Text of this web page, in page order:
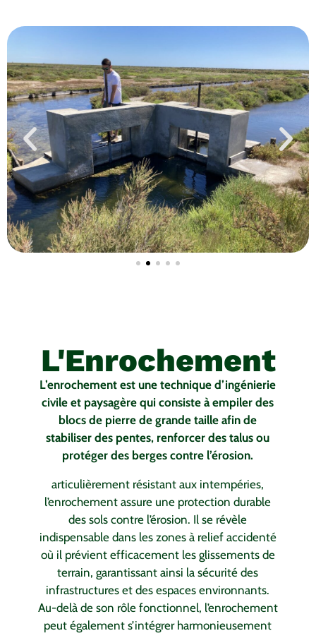
L'Enrochement
L’enrochement est une technique d’ingénierie
civile et paysagère qui consiste à empiler des
blocs de pierre de grande taille afin de
stabiliser des pentes, renforcer des talus ou
protéger des berges contre l’érosion.
articulièrement résistant aux intempéries,
l’enrochement assure une protection durable
des sols contre l’érosion. Il se révèle
indispensable dans les zones à relief accidenté
où il prévient efficacement les glissements de
terrain, garantissant ainsi la sécurité des
infrastructures et des espaces environnants.
Au-delà de son rôle fonctionnel, l’enrochement
peut également s’intégrer harmonieusement